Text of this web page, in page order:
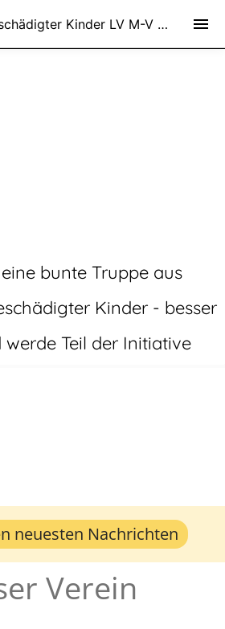
bunte Truppe aus
Kinder - besser
Teil der Initiative
neuesten Nachrichten
Verein
Elternverband hörgeschädigter Kinder LV M-V e.V.